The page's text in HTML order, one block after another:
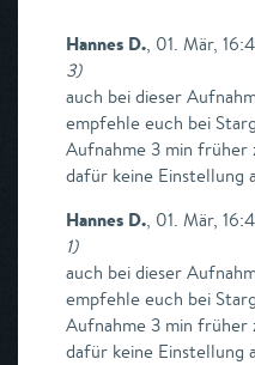
Hannes D., 01. Mär,
3)
auch bei dieser
empfehle euch bei
Aufnahme 3 min früher
dafür keine Einstellung
Hannes D., 01. Mär,
1)
auch bei dieser
empfehle euch bei
Aufnahme 3 min früher
dafür keine Einstellung